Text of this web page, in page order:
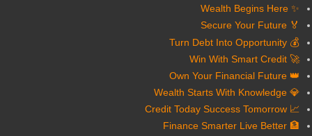
✨ Wealth Begins Here
🏅 Secure Your Future
💰 Turn Debt Into Opportunity
🚀 Win With Smart Credit
👑 Own Your Financial Future
💎 Wealth Starts With Knowledge
📈 Credit Today Success Tomorrow
🏦 Finance Smarter Live Better